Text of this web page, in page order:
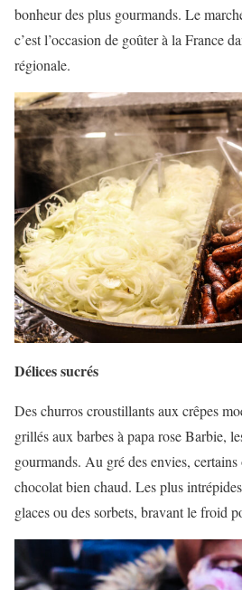
bonheur des plus gourmands. Le
c’est l’occasion de goûter à la France
régionale.
Délices sucrés
Des churros croustillants aux crêpes
grillés aux barbes à papa rose Barbie,
gourmands. Au gré des envies,
chocolat bien chaud. Les plus
glaces ou des sorbets, bravant le froid